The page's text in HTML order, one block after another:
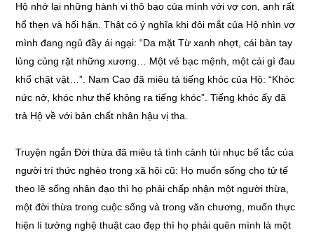
Hộ nhớ lại những hành vi thô bạo của mình với vợ con, anh rất
hổ thẹn và hối hận. Thật có ý nghĩa khi đôi mắt của Hộ nhìn vợ
mình đang ngủ đầy ái ngại: “Da mặt Từ xanh nhợt, cái bàn tay
lủng củng rặt những xương… Một vẻ bạc mệnh, một cái gì đau
khổ chật vật…”. Nam Cao đã miêu tả tiếng khóc của Hộ: “Khóc
nức nở, khóc như thể không ra tiếng khóc”. Tiếng khóc ấy đã
trả Hộ về với bản chất nhân hậu vị tha.
Truyện ngắn Đời thừa đã miêu tả tình cảnh tủi nhục bế tắc của
người trí thức nghèo trong xã hội cũ: Họ muốn sống cho tử tế
theo lẽ sống nhân đạo thì họ phải chấp nhận một người thừa,
một đời thừa trong cuộc sống và trong văn chương, muốn thực
hiện lí tưởng nghệ thuật cao đẹp thì họ phải quên mình là một